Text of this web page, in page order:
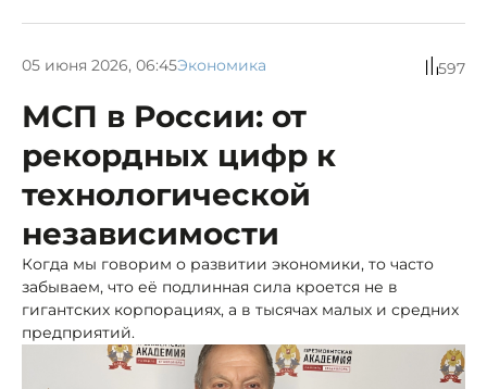
05 июня 2026, 06:45Экономика 597
МСП в России: от
рекордных цифр к
технологической
независимости
Когда мы говорим о развитии экономики, то часто
забываем, что её подлинная сила кроется не в
гигантских корпорациях, а в тысячах малых и средних
предприятий.